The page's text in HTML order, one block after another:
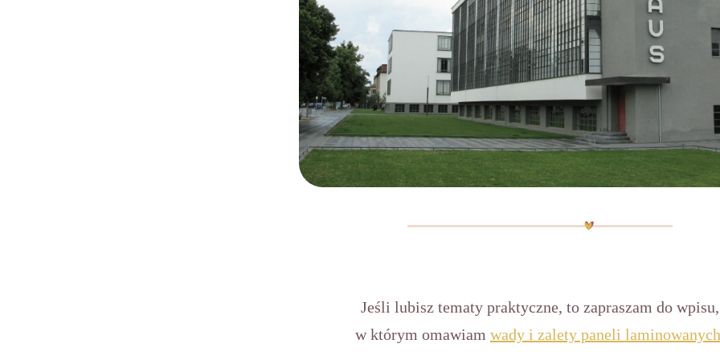
Jeśli lubisz tematy praktyczne, to zapraszam do wpisu,
w którym omawiam wady i zalety paneli laminowanych